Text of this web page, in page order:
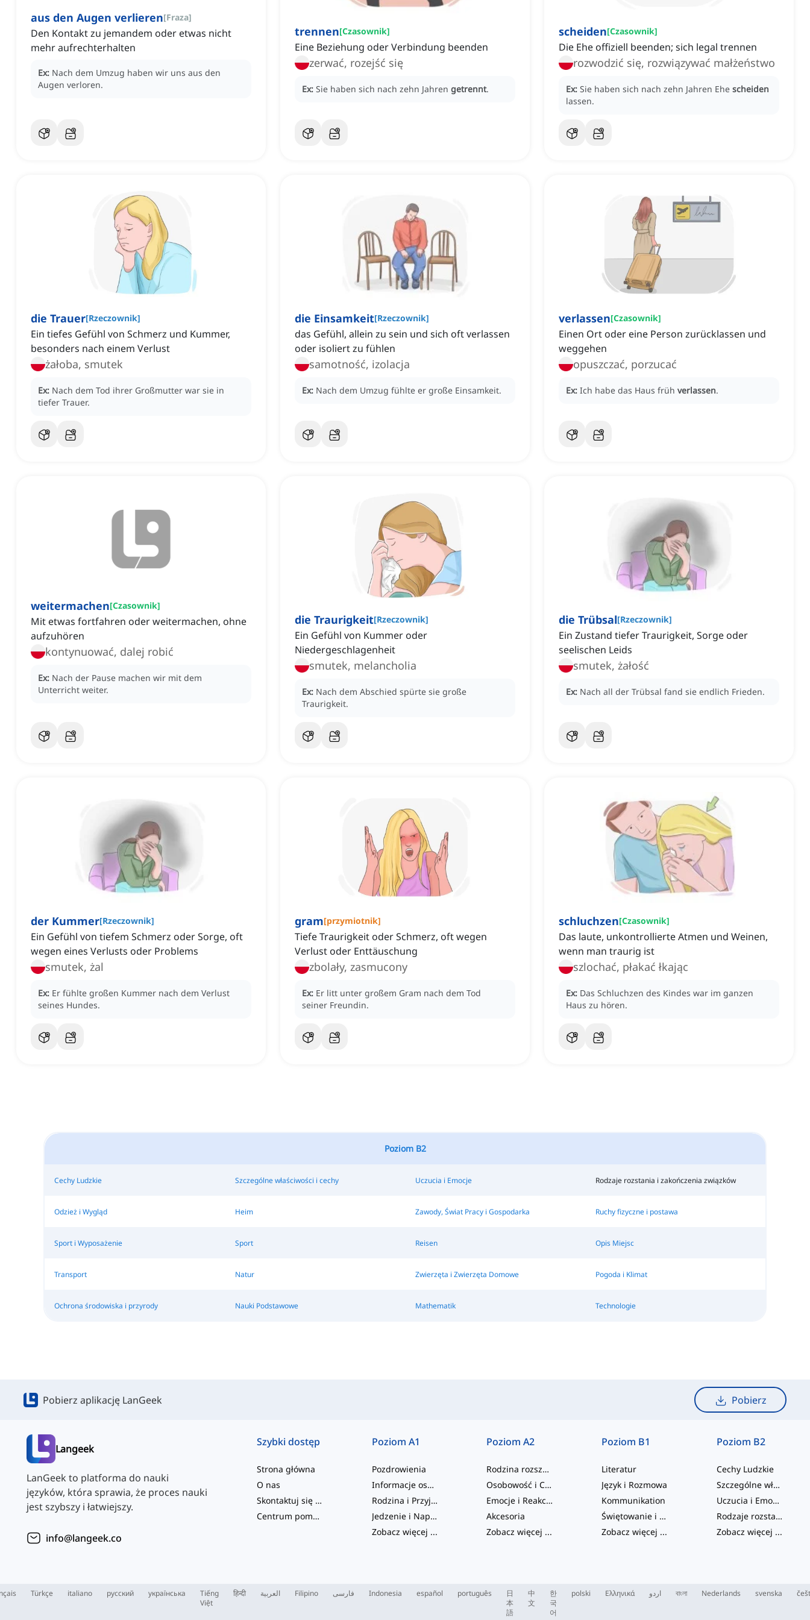
aus den Augen verlieren[Fraza]
Den Kontakt zu jemandem oder etwas nicht
mehr aufrechterhalten
Ex: Nach dem Umzug haben wir uns aus den
Augen verloren.
trennen[Czasownik]
Eine Beziehung oder Verbindung beenden
zerwać, rozejść się
Ex: Sie haben sich nach zehn Jahren getrennt.
scheiden[Czasownik]
Die Ehe offiziell beenden; sich legal trennen
rozwodzić się, rozwiązywać małżeństwo
Ex: Sie haben sich nach zehn Jahren Ehe scheiden
lassen.
die Trauer[Rzeczownik]
Ein tiefes Gefühl von Schmerz und Kummer,
besonders nach einem Verlust
żałoba, smutek
Ex: Nach dem Tod ihrer Großmutter war sie in
tiefer Trauer.
die Einsamkeit[Rzeczownik]
das Gefühl, allein zu sein und sich oft verlassen
oder isoliert zu fühlen
samotność, izolacja
Ex: Nach dem Umzug fühlte er große Einsamkeit.
verlassen[Czasownik]
Einen Ort oder eine Person zurücklassen und
weggehen
opuszczać, porzucać
Ex: Ich habe das Haus früh verlassen.
weitermachen[Czasownik]
Mit etwas fortfahren oder weitermachen, ohne
aufzuhören
kontynuować, dalej robić
Ex: Nach der Pause machen wir mit dem
Unterricht weiter.
die Traurigkeit[Rzeczownik]
Ein Gefühl von Kummer oder
Niedergeschlagenheit
smutek, melancholia
Ex: Nach dem Abschied spürte sie große
Traurigkeit.
die Trübsal[Rzeczownik]
Ein Zustand tiefer Traurigkeit, Sorge oder
seelischen Leids
smutek, żałość
Ex: Nach all der Trübsal fand sie endlich Frieden.
der Kummer[Rzeczownik]
Ein Gefühl von tiefem Schmerz oder Sorge, oft
wegen eines Verlusts oder Problems
smutek, żal
Ex: Er fühlte großen Kummer nach dem Verlust
seines Hundes.
gram[przymiotnik]
Tiefe Traurigkeit oder Schmerz, oft wegen
Verlust oder Enttäuschung
zbolały, zasmucony
Ex: Er litt unter großem Gram nach dem Tod
seiner Freundin.
schluchzen[Czasownik]
Das laute, unkontrollierte Atmen und Weinen,
wenn man traurig ist
szlochać, płakać łkając
Ex: Das Schluchzen des Kindes war im ganzen
Haus zu hören.
Poziom B2
Cechy Ludzkie Szczególne właściwości i cechy Uczucia i Emocje Rodzaje rozstania i zakończenia związków
Odzież i Wygląd Heim Zawody, Świat Pracy i Gospodarka Ruchy fizyczne i postawa
Sport i Wyposażenie Sport Reisen Opis Miejsc
Transport Natur Zwierzęta i Zwierzęta Domowe Pogoda i Klimat
Ochrona środowiska i przyrody Nauki Podstawowe Mathematik Technologie
Pobierz aplikację LanGeek Pobierz
Langeek
LanGeek to platforma do nauki
języków, która sprawia, że proces nauki
jest szybszy i łatwiejszy.
info@langeek.co
Szybki dostęp
Strona główna
O nas
Skontaktuj się z nami
Centrum pomocy
Poziom A1
Pozdrowienia
Informacje osobiste
Rodzina i Przyjaciele
Jedzenie i Napoje
Zobacz więcej ...
Poziom A2
Rodzina rozszerzona
Osobowość i Cechy Fizyczne
Emocje i Reakcje
Akcesoria
Zobacz więcej ...
Poziom B1
Literatur
Język i Rozmowa
Kommunikation
Świętowanie i Imprezy
Zobacz więcej ...
Poziom B2
Cechy Ludzkie
Szczególne właściwości i cechy
Uczucia i Emocje
Rodzaje rozstania i zakończenia związków
Zobacz więcej ...
Türkçe italiano русский українська
Tiếng
Việt
हिन्दी العربية Filipino فارسی Indonesia español português
日
本
語
中
文
한
국
어
polski Ελληνικά اردو বাংলা Nederlands svenska